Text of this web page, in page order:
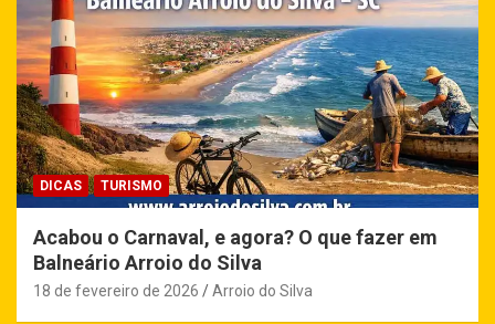
DICAS TURISMO
Acabou o Carnaval, e agora? O que fazer em
Balneário Arroio do Silva
18 de fevereiro de 2026 Arroio do Silva